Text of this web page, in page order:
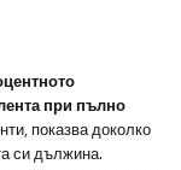
при пълно
показва доколко
си дължина.